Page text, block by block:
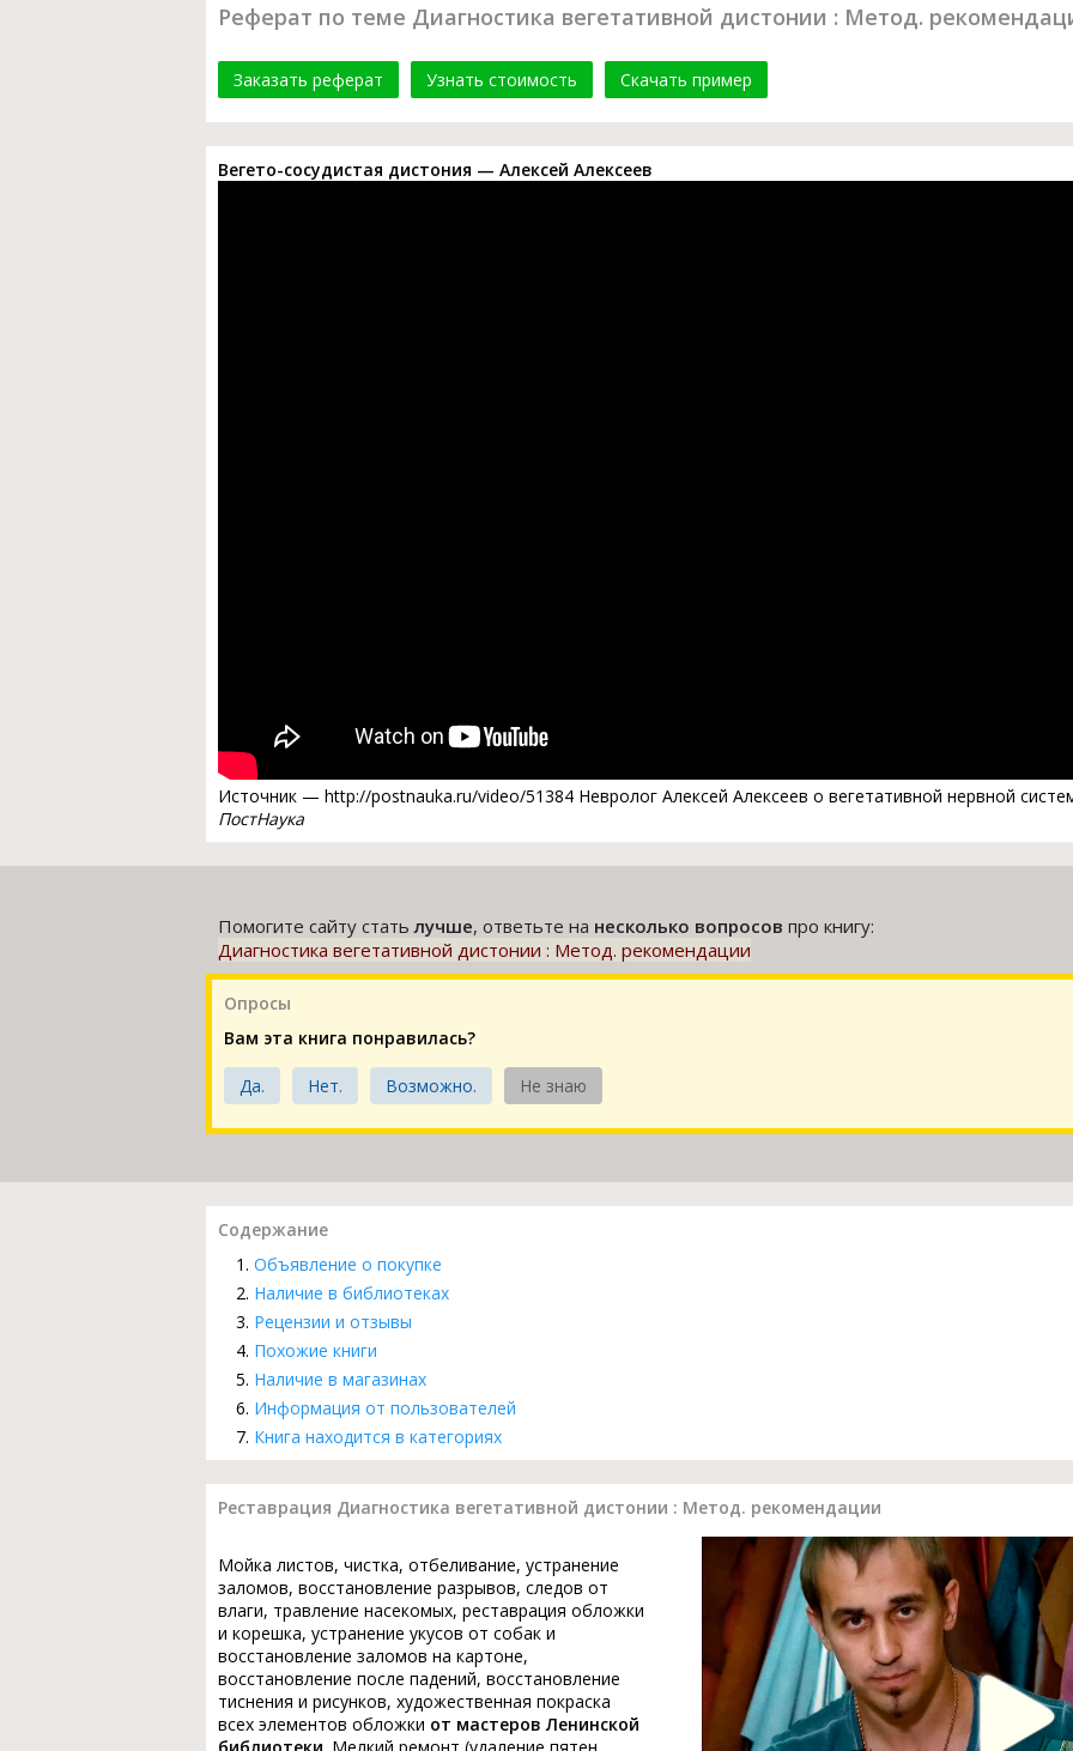
Реферат по теме Диагностика вегетативной дистонии : Метод.
Заказать реферат Узнать стоимость Скачать пример
Вегето-сосудистая дистония — Алексей Алексеев
Источник — http://postnauka.ru/video/51384 Невролог Алексей Алексеев о вегетативной нервной
ПостНаука
Помогите сайту статьлучше, ответьте на несколько вопросов про книгу:
Диагностика вегетативной дистонии : Метод. рекомендации
Опросы
Вам эта книга понравилась?
Да. Нет. Возможно. Не знаю
Содержание
Объявление о покупке
Наличие в библиотеках
Рецензии и отзывы
Похожие книги
Наличие в магазинах
Информация от пользователей
Книга находится в категориях
Реставрация Диагностика вегетативной дистонии : Метод. рекомендации
Мойка листов, чистка, отбеливание, устранение
заломов, восстановление разрывов, следов от
влаги, травление насекомых, реставрация обложки
и корешка, устранение укусов от собак и
восстановление заломов на картоне,
восстановление после падений, восстановление
тиснения и рисунков, художественная покраска
всех элементов обложки от мастеров Ленинской